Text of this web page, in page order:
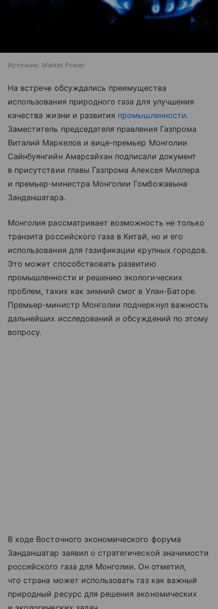
Источник: Market Power
На встрече обсуждались преимущества
использования природного газа для улучшения
качества жизни и развития промышленности.
Заместитель председателя правления Газпрома
Виталий Маркелов и вице-премьер Монголии
Сайнбуянгийн Амарсайхан подписали документ
в присутствии главы Газпрома Алексея Миллера
и премьер-министра Монголии Гомбожавына
Занданшатара.
Монголия рассматривает возможность не только
транзита российского газа в Китай, но и его
использования для газификации крупных городов.
Это может способствовать развитию
промышленности и решению экологических
проблем, таких как зимний смог в Улан-Баторе.
Премьер-министр Монголии подчеркнул важность
дальнейших исследований и обсуждений по этому
вопросу.
В ходе Восточного экономического форума
Занданшатар заявил о стратегической значимости
российского газа для Монголии. Он отметил,
что страна может использовать газ как важный
природный ресурс для решения экономических